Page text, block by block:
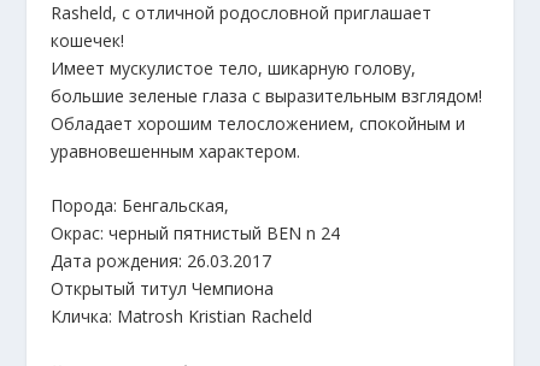
Rasheld, с отличной родословной приглашает
кошечек!
Имеет мускулистое тело, шикарную голову,
большие зеленые глаза с выразительным взглядом!
Обладает хорошим телосложением, спокойным и
уравновешенным характером.
Порода: Бенгальская,
Окрас: черный пятнистый BEN n 24
Дата рождения: 26.03.2017
Открытый титул Чемпиона
Кличка: Matrosh Kristian Racheld